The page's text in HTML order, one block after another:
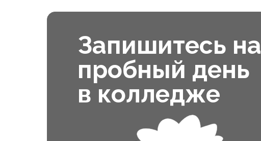
Запишитесь на
пробный день
в колледже